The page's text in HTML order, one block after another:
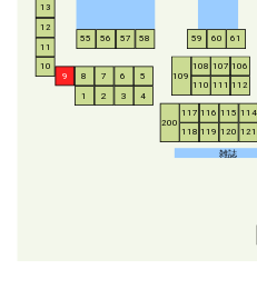
雑誌
1 2 3 4
5
6
7
8
9
10
11
12
13
55 56 57 58 59 60 61
106
107
108
109
110 111 112
114
115
116
117
118 119 120 121
200